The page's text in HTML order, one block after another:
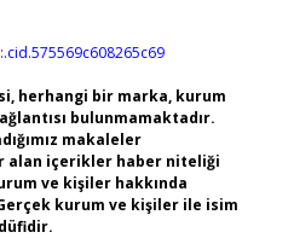
herhangi bir marka, kurum
bulunmamaktadır.
makaleler
alan içerikler haber niteliği
ve kişiler hakkında
kurum ve kişiler ile isim